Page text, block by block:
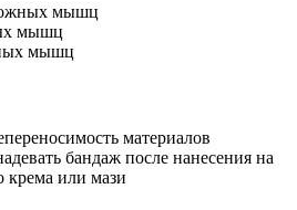
мышц
мышц
мышц
материалов
бандаж после нанесения на
крема или мази